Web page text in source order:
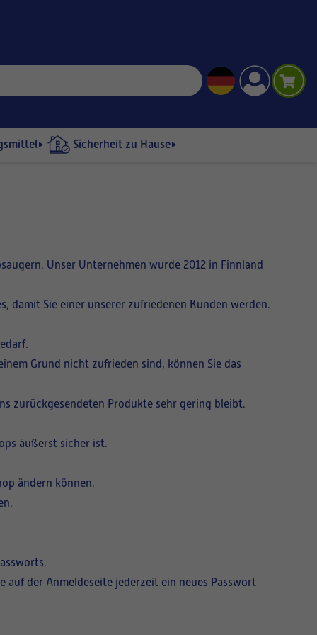
Sicherheit zu Hause
Unser Unternehmen wurde 2012 in Finnland
damit Sie einer unserer zufriedenen Kunden werden.
Grund nicht zufrieden sind, können Sie das
zurückgesendeten Produkte sehr gering bleibt.
äußerst sicher ist.
ändern können.
auf der Anmeldeseite jederzeit ein neues Passwort